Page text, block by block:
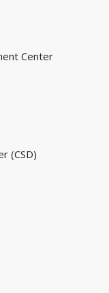
GO
Center
(CSD)